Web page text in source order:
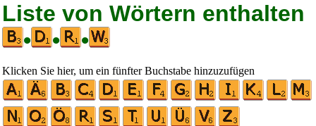
Liste von Wörtern enthalten
•
• •
Klicken Sie hier, um ein fünfter Buchstabe hinzuzufügen